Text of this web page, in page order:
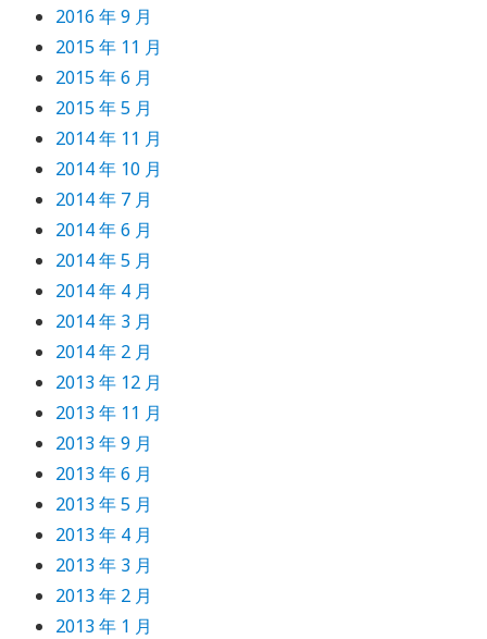
2016 年 9 月
2015 年 11 月
2015 年 6 月
2015 年 5 月
2014 年 11 月
2014 年 10 月
2014 年 7 月
2014 年 6 月
2014 年 5 月
2014 年 4 月
2014 年 3 月
2014 年 2 月
2013 年 12 月
2013 年 11 月
2013 年 9 月
2013 年 6 月
2013 年 5 月
2013 年 4 月
2013 年 3 月
2013 年 2 月
2013 年 1 月